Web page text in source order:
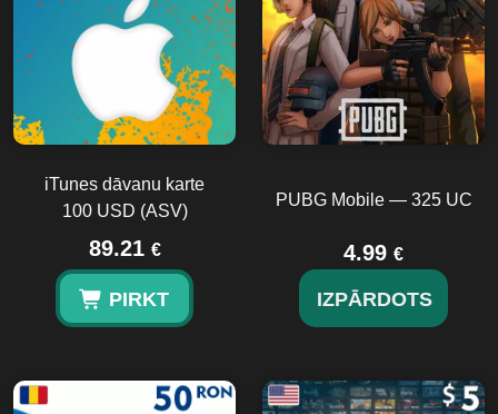
iTunes dāvanu karte
100 USD (ASV)
89.21 €
PIRKT
PUBG Mobile — 325 UC
4.99 €
IZPĀRDOTS